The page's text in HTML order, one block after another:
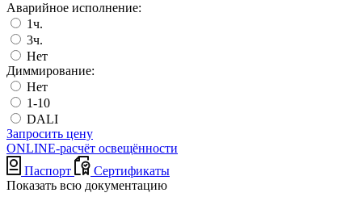
Аварийное исполнение:
1ч.
3ч.
Нет
Диммирование:
Нет
1-10
DALI
Запросить цену
ONLINE-расчёт освещённости
Паспорт
Сертификаты
Показать всю документацию